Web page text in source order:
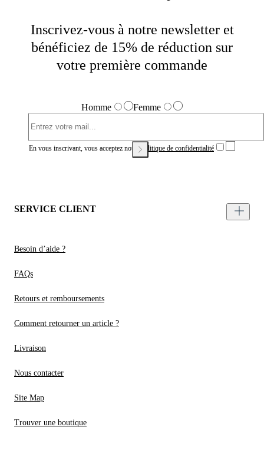
Inscrivez-vous à notre newsletter et
bénéficiez de 15% de réduction sur
votre première commande
Homme Femme
En vous inscrivant, vous acceptez notrePolitique de confidentialité
SERVICE CLIENT
Besoin d’aide ?
FAQs
Retours et remboursements
Comment retourner un article ?
Livraison
Nous contacter
Site Map
Trouver une boutique